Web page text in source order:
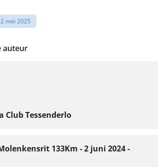
mei 2025
auteur
Club Tessenderlo
133Km - 2 juni 2024 -